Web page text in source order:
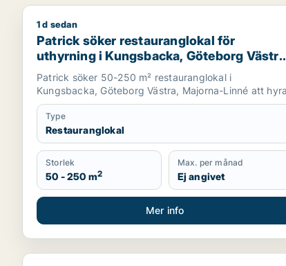
Patrick söker restauranglokal för uthyrning i
1 d sedan
Patrick söker restauranglokal för
uthyrning i Kungsbacka, Göteborg Västra
eller Majorna-Linné
Patrick söker 50-250 m² restauranglokal i
Kungsbacka, Göteborg Västra, Majorna-Linné att hyra
Type
Restauranglokal
Storlek
50 - 250 m2
Max. per månad
Ej angivet
Mer info